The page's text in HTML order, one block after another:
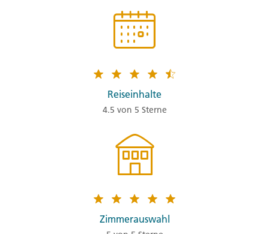
Reiseinhalte
4.5 von 5 Sterne
Zimmerauswahl